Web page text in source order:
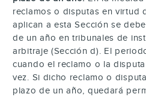
reclamos o disputas en virtud
aplican a esta Sección se
de un año en tribunales de
arbitraje (Sección d). El
cuando el reclamo o la
vez. Si dicho reclamo o
plazo de un año, quedará